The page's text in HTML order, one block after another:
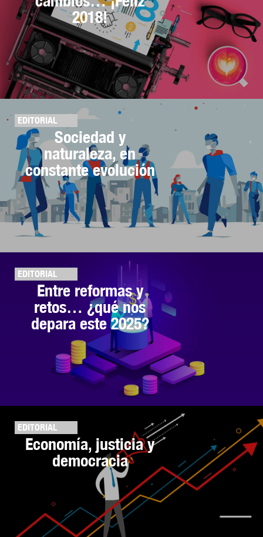
2018!
EDITORIAL
Sociedad y
naturaleza, en
constante evolución
EDITORIAL
Entre reformas y
retos… ¿qué nos
depara este 2025?
EDITORIAL
Economía, justicia y
democracia